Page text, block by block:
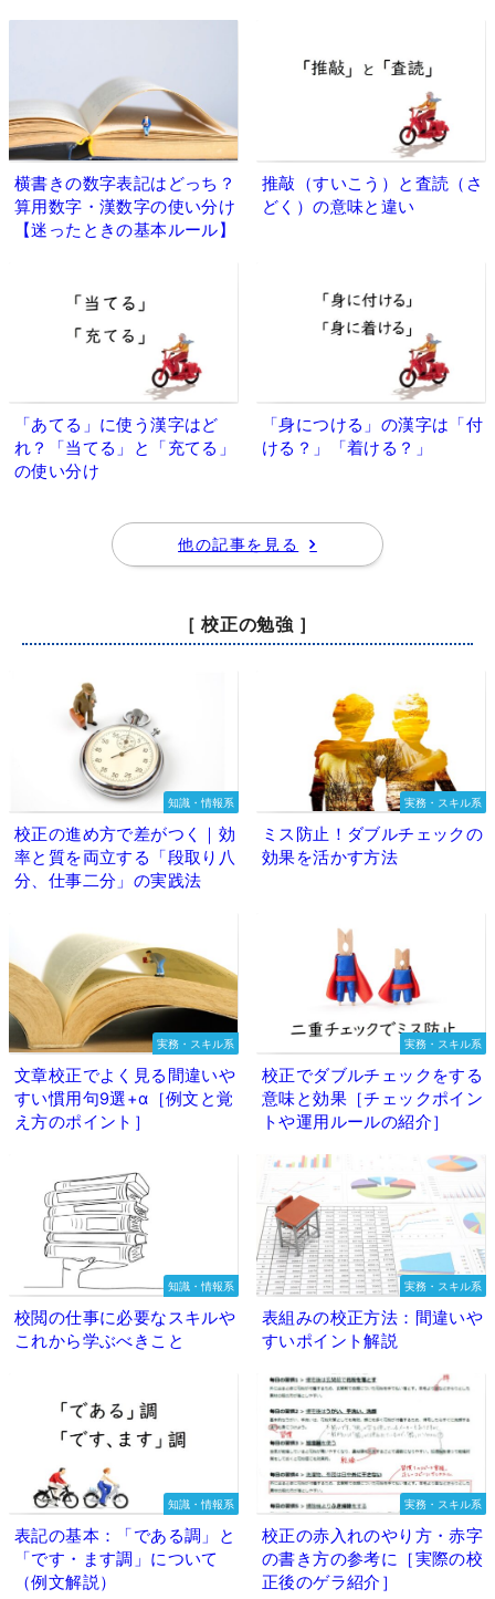
横書きの数字表記はどっち？
算用数字・漢数字の使い分け
【迷ったときの基本ルール】
推敲（すいこう）と査読（さ
どく）の意味と違い
「あてる」に使う漢字はど
れ？「当てる」と「充てる」
の使い分け
「身につける」の漢字は「付
ける？」「着ける？」
他の記事を見る
［ 校正の勉強 ］
知識・情報系
校正の進め方で差がつく｜効
率と質を両立する「段取り八
分、仕事二分」の実践法
実務・スキル系
ミス防止！ダブルチェックの
効果を活かす方法
実務・スキル系
文章校正でよく見る間違いや
すい慣用句9選+α［例文と覚
え方のポイント］
実務・スキル系
校正でダブルチェックをする
意味と効果［チェックポイン
トや運用ルールの紹介］
知識・情報系
校閲の仕事に必要なスキルや
これから学ぶべきこと
実務・スキル系
表組みの校正方法：間違いや
すいポイント解説
知識・情報系
表記の基本：「である調」と
「です・ます調」について
（例文解説）
実務・スキル系
校正の赤入れのやり方・赤字
の書き方の参考に［実際の校
正後のゲラ紹介］